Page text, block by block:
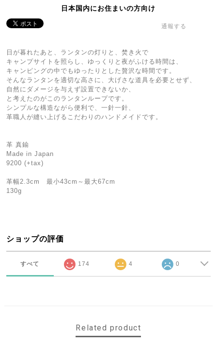
日本国内にお住まいの方向け
通報する
日が暮れたあと、ランタンの灯りと、焚き火で
キャンプサイトを照らし、ゆっくりと夜がふける時間は、
キャンピングの中でもゆったりとした贅沢な時間です。
そんなランタンを適切な高さに、大げさな道具を必要とせず、
自然にダメージを与えず設置できないか、
と考えたのがこのランタンループです。
シンプルな構造ながら便利で、一針一針、
革職人が縫い上げるこだわりのハンドメイドです。
革 真鍮
Made in Japan
9200 (+tax)
革幅2.3cm 最小43cm～最大67cm
130g
ショップの評価
すべて 174 4 0
Related product